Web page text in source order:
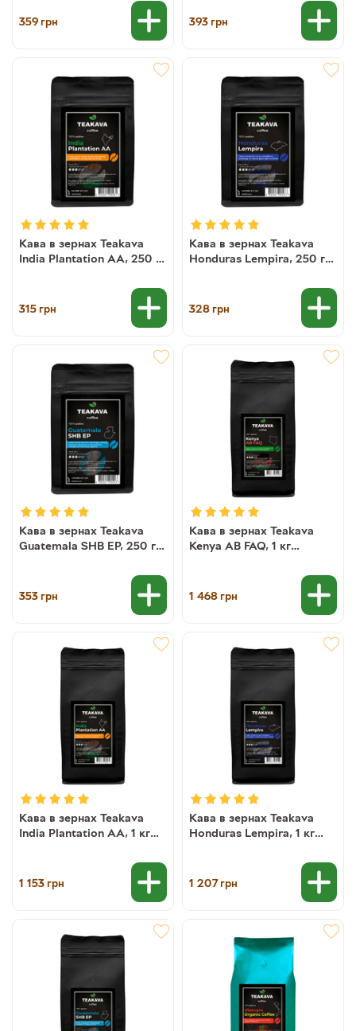
359грн 393грн
Кава в зернах Teakava
India Plantation AA, 250 г
315грн
Кава в зернах Teakava
Honduras Lempira, 250 г
328грн
Кава в зернах Teakava
Guatemala SHB EP, 250 г
353грн
Кава в зернах Teakava
Kenya AB FAQ, 1 кг
1 468грн
Кава в зернах Teakava
India Plantation AA, 1 кг
1 153грн
Кава в зернах Teakava
Honduras Lempira, 1 кг
1 207грн